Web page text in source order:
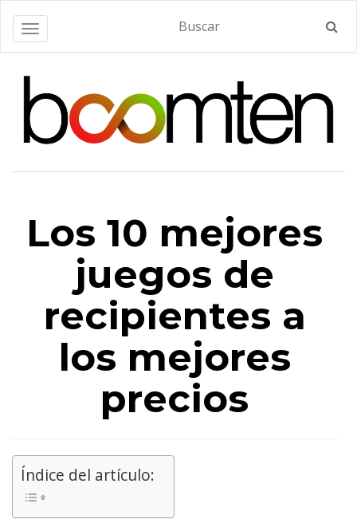
Alternar navegación
Los 10 mejores
juegos de
recipientes a
los mejores
precios
Índice del artículo: